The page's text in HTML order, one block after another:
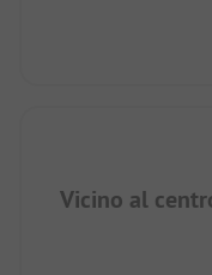
Vicino al